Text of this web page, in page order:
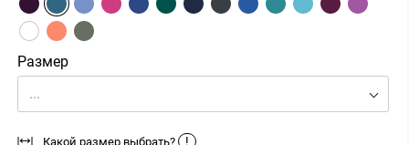
Размер
...
Какой размер выбрать? !